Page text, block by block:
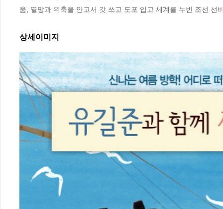
움, 열망과 위축을 안고서 갓 쓰고 도포 입고 세계를 누빈 조선
상세이미지